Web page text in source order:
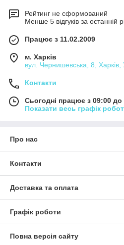
Рейтинг не сформований
Менше 5 відгуків за останній
Працює з 11.02.2009
м. Харків
вул. Чернишевська, 8, Харків,
Контакти
Сьогодні працює з 09:00 до
Показати весь графік
Про нас
Контакти
Доставка та оплата
Графік роботи
Повна версія сайту